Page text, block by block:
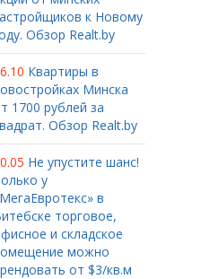
к Новому
Обзор Realt.by
Квартиры в
Минска
1700 рублей за
Обзор Realt.by
Не упустите шанс!
у
в
торговое,
и складское
можно
от $3/кв.м